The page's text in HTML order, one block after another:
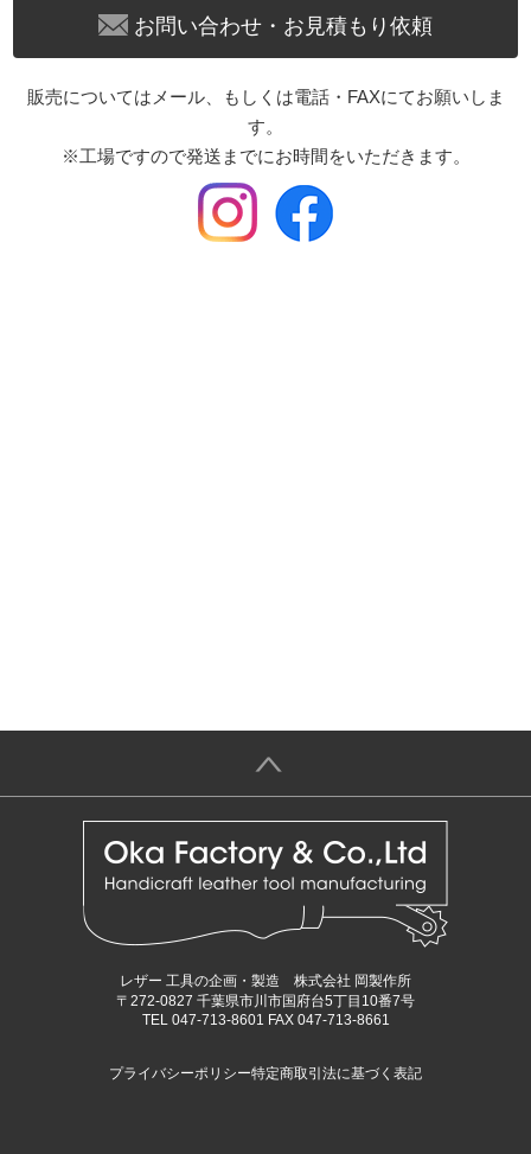
お問い合わせ・お見積もり依頼
販売についてはメール、もしくは電話・FAXにてお願いしま
す。
※工場ですので発送までにお時間をいただきます。
＞
レザー 工具の企画・製造 株式会社 岡製作所
〒272-0827 千葉県市川市国府台5丁目10番7号
TEL 047-713-8601 FAX 047-713-8661
プライバシーポリシー特定商取引法に基づく表記